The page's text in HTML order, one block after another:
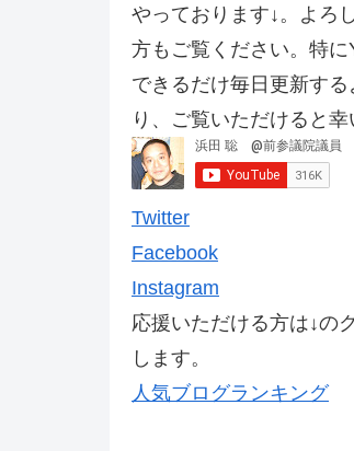
やっております↓。よろ
方もご覧ください。特に
できるだけ毎日更新す
り、ご覧いただけると幸
Twitter
Facebook
Instagram
応援いただける方は↓の
します。
人気ブログランキング